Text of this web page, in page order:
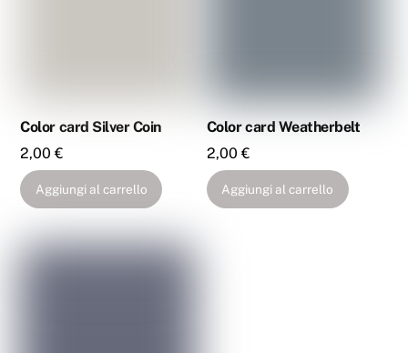
Color card Silver Coin
2,00€
Aggiungi al carrello
Color card Weatherbelt
2,00€
Aggiungi al carrello